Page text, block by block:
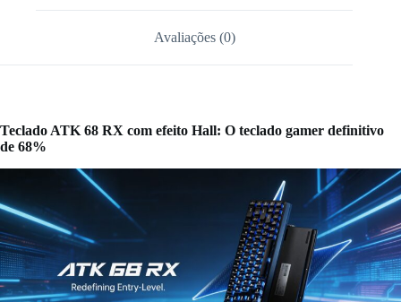
Avaliações (0)
Teclado ATK 68 RX com efeito Hall: O teclado gamer definitivo
de 68%